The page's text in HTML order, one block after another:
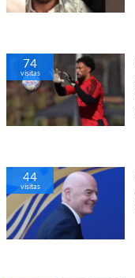
74
visitas
44
visitas